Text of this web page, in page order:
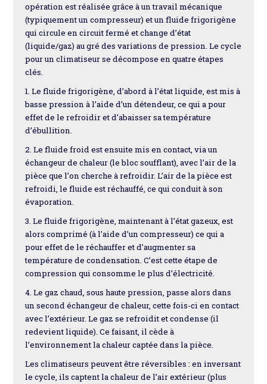
opération est réalisée grâce à un travail mécanique
(typiquement un compresseur) et un fluide frigorigène
qui circule en circuit fermé et change d’état
(liquide/gaz) au gré des variations de pression. Le cycle
pour un climatiseur se décompose en quatre étapes
clés.
1. Le fluide frigorigène, d’abord à l’état liquide, est mis à
basse pression à l’aide d’un détendeur, ce qui a pour
effet de le refroidir et d’abaisser sa température
d’ébullition.
2. Le fluide froid est ensuite mis en contact, via un
échangeur de chaleur (le bloc soufflant), avec l’air de la
pièce que l’on cherche à refroidir. L’air de la pièce est
refroidi, le fluide est réchauffé, ce qui conduit à son
évaporation.
3. Le fluide frigorigène, maintenant à l’état gazeux, est
alors comprimé (à l’aide d’un compresseur) ce qui a
pour effet de le réchauffer et d’augmenter sa
température de condensation. C’est cette étape de
compression qui consomme le plus d’électricité.
4. Le gaz chaud, sous haute pression, passe alors dans
un second échangeur de chaleur, cette fois-ci en contact
avec l’extérieur. Le gaz se refroidit et condense (il
redevient liquide). Ce faisant, il cède à
l’environnement la chaleur captée dans la pièce.
Les climatiseurs peuvent être réversibles : en inversant
le cycle, ils captent la chaleur de l’air extérieur (plus